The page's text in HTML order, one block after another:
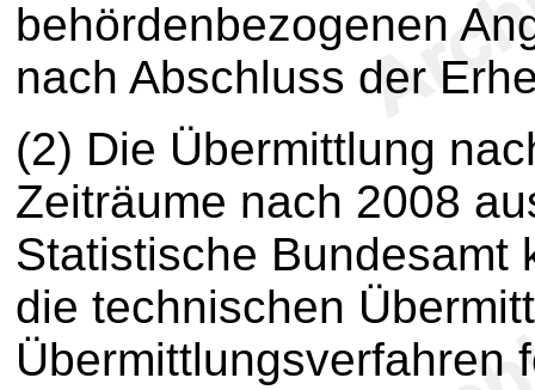
behördenbezogenen
nach Abschluss der
(2) Die Übermittlung
Zeiträume nach 2008
Statistische Bundesamt
die technischen
Übermittlungsverfahren